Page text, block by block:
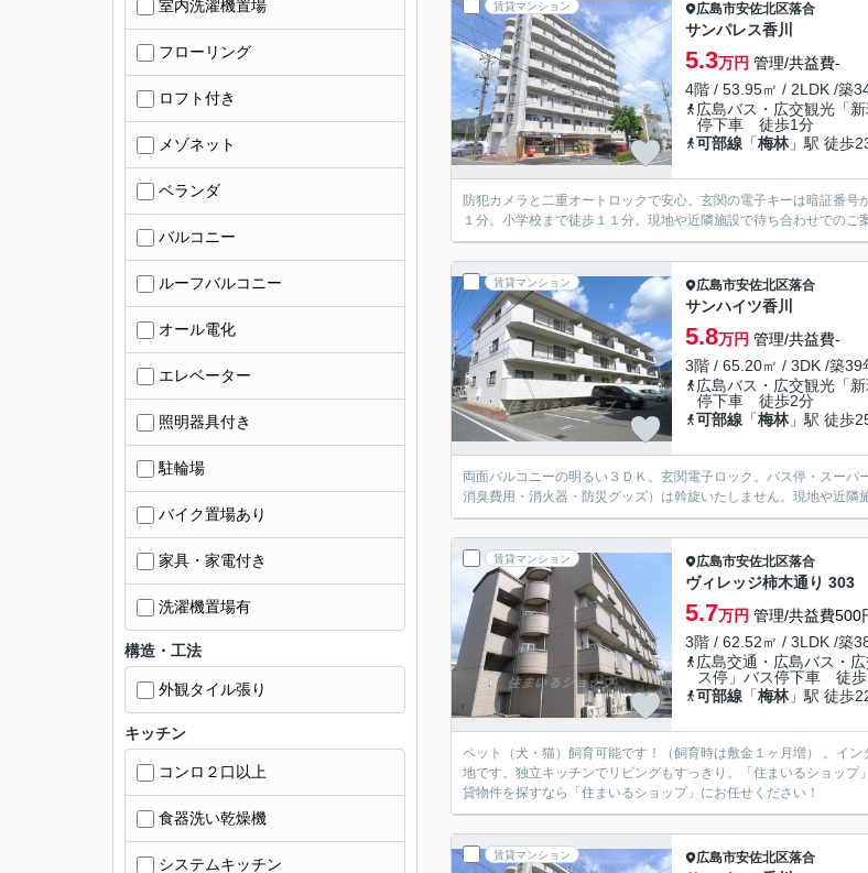
賃貸マンション 広島市安佐北区落合
サンパレス香川
5.3万円 管理/共益費-
4階 / 53.95㎡ / 2LDK /築
広島バス・広交観光「
停下車 徒歩1分
可部線 「梅林」駅 徒歩
防犯カメラと二重オートロックで安心。玄関の電子キーは暗証番
１分。小学校まで徒歩１１分。現地や近隣施設で待ち合わせでのご
賃貸マンション 広島市安佐北区落合
サンハイツ香川
5.8万円 管理/共益費-
3階 / 65.20㎡ / 3DK /築39
広島バス・広交観光「
停下車 徒歩2分
可部線 「梅林」駅 徒歩
両面バルコニーの明るい３ＤＫ。玄関電子ロック。バス停・スー
消臭費用・消火器・防災グッズ）は斡旋いたしません。現地や近隣
賃貸マンション 広島市安佐北区落合
ヴィレッジ柿木通り 303
5.7万円 管理/共益費500
3階 / 62.52㎡ / 3LDK /築
広島交通・広島バス・
ス停」バス停下車 徒
可部線 「梅林」駅 徒歩
ペット（犬・猫）飼育可能です！（飼育時は敷金１ヶ月増） 。イ
地です。独立キッチンでリビングもすっきり。「住まいるショッ
貸物件を探すなら「住まいるショップ」にお任せください！
賃貸マンション 広島市安佐北区落合
室内洗濯機置場
フローリング
ロフト付き
メゾネット
ベランダ
バルコニー
ルーフバルコニー
オール電化
エレベーター
照明器具付き
駐輪場
バイク置場あり
家具・家電付き
洗濯機置場有
構造・工法
外観タイル張り
キッチン
コンロ２口以上
食器洗い乾燥機
システムキッチン